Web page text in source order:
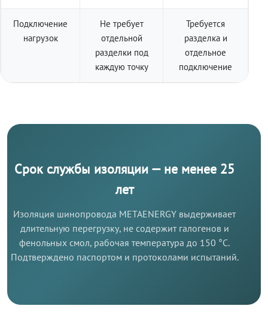
Подключение
нагрузок
Не требует
отдельной
разделки под
каждую точку
Требуется
разделка и
отдельное
подключение
Срок службы изоляции — не менее 25
лет
Изоляция шинопровода METAENERGY выдерживает
длительную перегрузку, не содержит галогенов и
фенольных смол, рабочая температура до 150 °C.
Подтверждено паспортом и протоколами испытаний.